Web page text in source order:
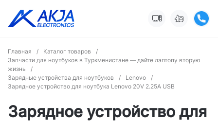
Главная / Каталог товаров
/
Запчасти для ноутбуков в Туркменистане — дайте лэптопу вторую
жизнь
/
Зарядные устройства для ноутбуков
/ Lenovo
/
Зарядное устройство для ноутбука Lenovo 20V 2.25A USB
Зарядное устройство для